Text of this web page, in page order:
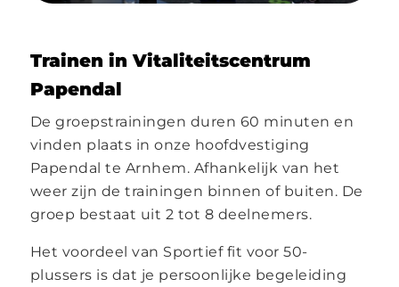
Trainen in Vitaliteitscentrum
Papendal
De groepstrainingen duren 60 minuten en
vinden plaats in onze hoofdvestiging
Papendal te Arnhem. Afhankelijk van het
weer zijn de trainingen binnen of buiten. De
groep bestaat uit 2 tot 8 deelnemers.
Het voordeel van Sportief fit voor 50-
plussers is dat je persoonlijke begeleiding